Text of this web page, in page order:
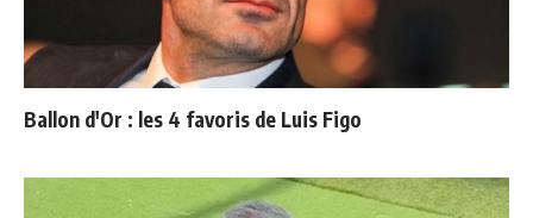
Ballon d'Or : les 4 favoris de Luis Figo